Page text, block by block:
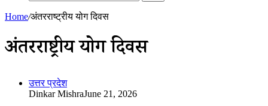
Home/अंतरराष्ट्रीय योग दिवस
अंतरराष्ट्रीय योग दिवस
उत्तर प्रदेश
Dinkar MishraJune 21, 2026